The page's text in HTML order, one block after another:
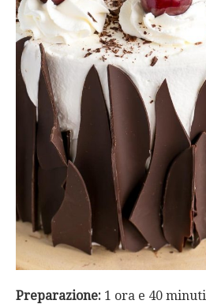
Preparazione: 1 ora e 40 minuti